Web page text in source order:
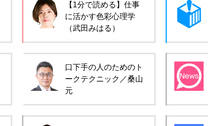
【1分で読める】仕事
に活かす色彩心理学
（武田みはる）
口下手の人のためのト
ークテクニック／桑山
元